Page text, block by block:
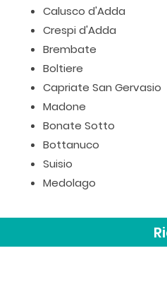
Calusco d'Adda
Crespi d'Adda
Brembate
Boltiere
Capriate San Gervasio
Madone
Bonate Sotto
Bottanuco
Suisio
Medolago